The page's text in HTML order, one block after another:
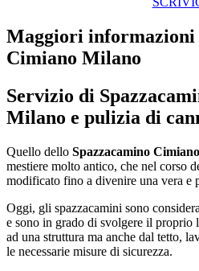
Maggiori informazioni
Cimiano Milano
Servizio di
Milano e pulizia di
Quello dello Spazzacamino
mestiere molto antico, che nel corso
modificato fino a divenire una vera e
Oggi, gli spazzacamini sono
e sono in grado di svolgere il proprio
ad una struttura ma anche dal tetto,
le necessarie misure di sicurezza.